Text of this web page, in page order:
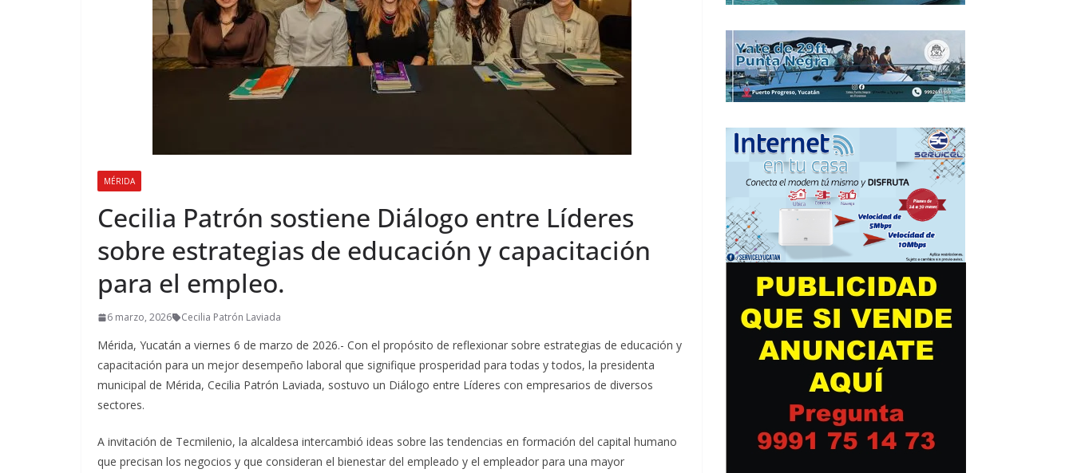
MÉRIDA
Cecilia Patrón sostiene Diálogo entre Líderes
sobre estrategias de educación y capacitación
para el empleo.
6 marzo, 2026 Cecilia Patrón Laviada
Mérida, Yucatán a viernes 6 de marzo de 2026.- Con el propósito de reflexionar sobre estrategias de educación y
capacitación para un mejor desempeño laboral que signifique prosperidad para todas y todos, la presidenta
municipal de Mérida, Cecilia Patrón Laviada, sostuvo un Diálogo entre Líderes con empresarios de diversos
sectores.
A invitación de Tecmilenio, la alcaldesa intercambió ideas sobre las tendencias en formación del capital humano
que precisan los negocios y que consideran el bienestar del empleado y el empleador para una mayor